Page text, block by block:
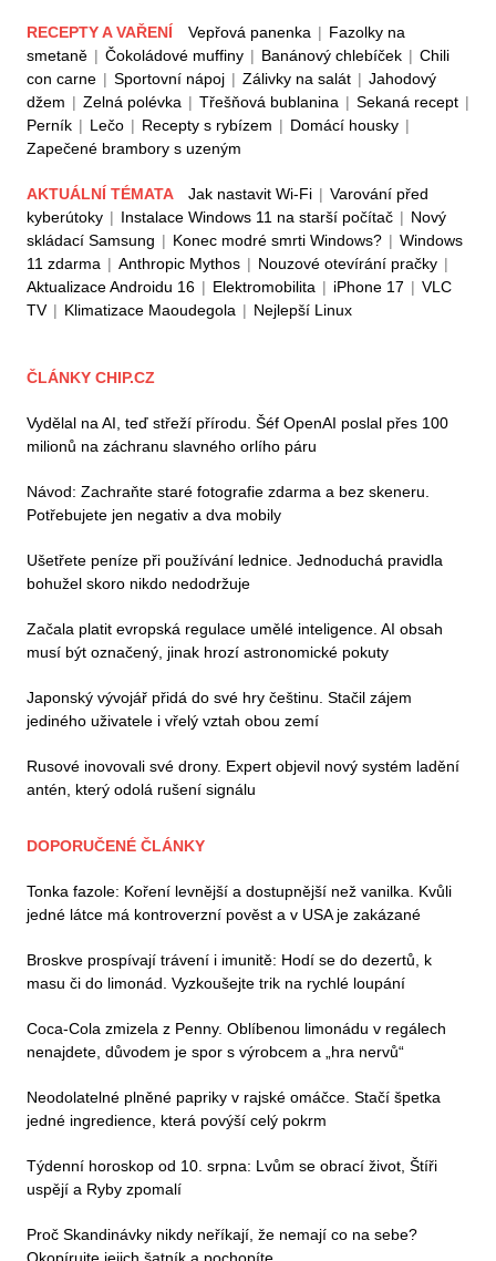
RECEPTY A VAŘENÍ Vepřová panenka | Fazolky na
smetaně | Čokoládové muffiny | Banánový chlebíček | Chili
con carne | Sportovní nápoj | Zálivky na salát | Jahodový
džem | Zelná polévka | Třešňová bublanina | Sekaná recept |
Perník | Lečo | Recepty s rybízem | Domácí housky |
Zapečené brambory s uzeným
AKTUÁLNÍ TÉMATA Jak nastavit Wi-Fi | Varování před
kyberútoky | Instalace Windows 11 na starší počítač | Nový
skládací Samsung | Konec modré smrti Windows? | Windows
11 zdarma | Anthropic Mythos | Nouzové otevírání pračky |
Aktualizace Androidu 16 | Elektromobilita | iPhone 17 | VLC
TV | Klimatizace Maoudegola | Nejlepší Linux
ČLÁNKY CHIP.CZ
Vydělal na AI, teď střeží přírodu. Šéf OpenAI poslal přes 100
milionů na záchranu slavného orlího páru
Návod: Zachraňte staré fotografie zdarma a bez skeneru.
Potřebujete jen negativ a dva mobily
Ušetřete peníze při používání lednice. Jednoduchá pravidla
bohužel skoro nikdo nedodržuje
Začala platit evropská regulace umělé inteligence. AI obsah
musí být označený, jinak hrozí astronomické pokuty
Japonský vývojář přidá do své hry češtinu. Stačil zájem
jediného uživatele i vřelý vztah obou zemí
Rusové inovovali své drony. Expert objevil nový systém ladění
antén, který odolá rušení signálu
DOPORUČENÉ ČLÁNKY
Tonka fazole: Koření levnější a dostupnější než vanilka. Kvůli
jedné látce má kontroverzní pověst a v USA je zakázané
Broskve prospívají trávení i imunitě: Hodí se do dezertů, k
masu či do limonád. Vyzkoušejte trik na rychlé loupání
Coca-Cola zmizela z Penny. Oblíbenou limonádu v regálech
nenajdete, důvodem je spor s výrobcem a „hra nervů“
Neodolatelné plněné papriky v rajské omáčce. Stačí špetka
jedné ingredience, která povýší celý pokrm
Týdenní horoskop od 10. srpna: Lvům se obrací život, Štíři
uspějí a Ryby zpomalí
Proč Skandinávky nikdy neříkají, že nemají co na sebe?